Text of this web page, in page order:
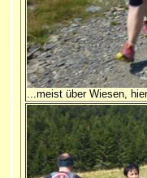
...meist über Wiesen,